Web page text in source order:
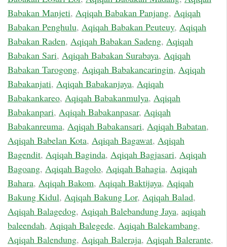
Babakan Manjeti, Aqiqah Babakan Panjang, Aqiqah
Babakan Penghulu, Aqiqah Babakan Peuteuy, Aqiqah
Babakan Raden, Aqiqah Babakan Sadeng, Aqiqah
Babakan Sari, Aqiqah Babakan Surabaya, Aqiqah
Babakan Tarogong, Aqiqah Babakancaringin, Aqiqah
Babakanjati, Aqiqah Babakanjaya, Aqiqah
Babakankareo, Aqiqah Babakanmulya, Aqiqah
Babakanpari, Aqiqah Babakanpasar, Aqiqah
Babakanreuma, Aqiqah Babakansari, Aqiqah Babatan,
Aqiqah Babelan Kota, Aqiqah Bagawat, Aqiqah
Bagendit, Aqiqah Baginda, Aqiqah Bagjasari, Aqiqah
Bagoang, Aqiqah Bagolo, Aqiqah Bahagia, Aqiqah
Bahara, Aqiqah Bakom, Aqiqah Baktijaya, Aqiqah
Bakung Kidul, Aqiqah Bakung Lor, Aqiqah Balad,
Aqiqah Balagedog, Aqiqah Balebandung Jaya, aqiqah
baleendah, Aqiqah Balegede, Aqiqah Balekambang,
Aqiqah Balendung, Aqiqah Baleraja, Aqiqah Balerante,